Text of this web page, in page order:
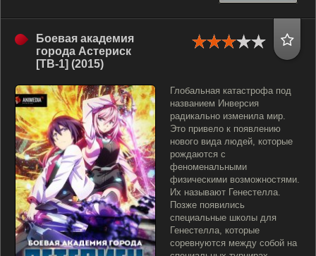
Боевая академия
города Астериск
[ТВ-1] (2015)
Глобальная катастрофа под
названием Инверсия
радикально изменила мир.
Это привело к появлению
нового вида людей, которые
рождаются с
феноменальными
физическими возможностями.
Их называют Генестелла.
Позже появились
специальные школы для
Генестелла, которые
соревнуются между собой на